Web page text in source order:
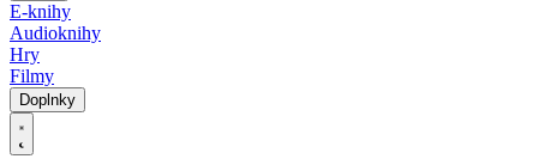
E-knihy
Audioknihy
Hry
Filmy
Doplnky